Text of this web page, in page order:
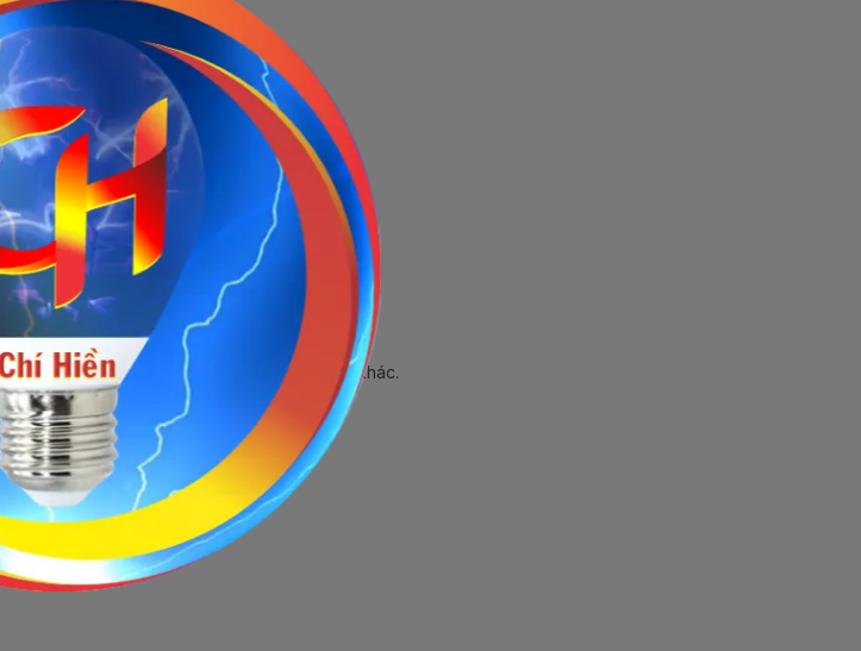
ngừng bán
Hãy trở về trang chủ để lựa chọn sản phẩm khác.
lại trang chủ